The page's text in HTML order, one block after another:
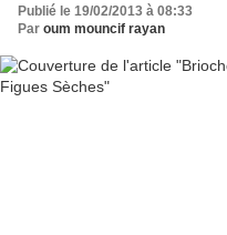
Publié le 19/02/2013 à 08:33
Par oum mouncif rayan